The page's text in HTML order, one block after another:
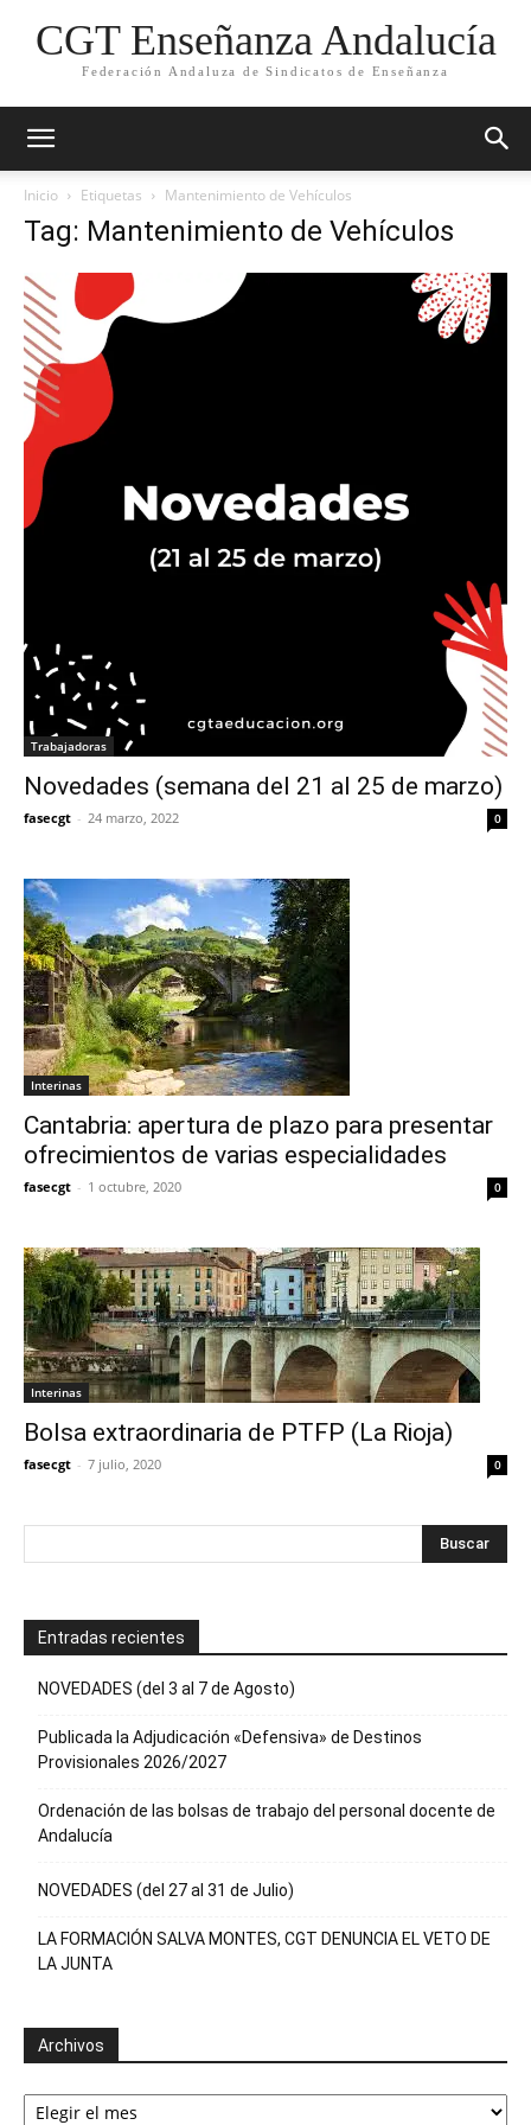
CGT Enseñanza Andalucía
Federación Andaluza de Sindicatos de Enseñanza
Inicio Etiquetas Mantenimiento de Vehículos
Tag: Mantenimiento de Vehículos
Trabajadoras
Novedades (semana del 21 al 25 de marzo)
fasecgt - 24 marzo, 2022 0
Interinas
Cantabria: apertura de plazo para presentar
ofrecimientos de varias especialidades
fasecgt - 1 octubre, 2020 0
Interinas
Bolsa extraordinaria de PTFP (La Rioja)
fasecgt - 7 julio, 2020 0
Entradas recientes
NOVEDADES (del 3 al 7 de Agosto)
Publicada la Adjudicación «Defensiva» de Destinos
Provisionales 2026/2027
Ordenación de las bolsas de trabajo del personal docente de
Andalucía
NOVEDADES (del 27 al 31 de Julio)
LA FORMACIÓN SALVA MONTES, CGT DENUNCIA EL VETO DE
LA JUNTA
Archivos
Archivos